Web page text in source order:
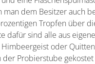
man dem Besitzer auch
Tropfen über
dafür sind alle aus
Himbeergeist oder
Probierstube